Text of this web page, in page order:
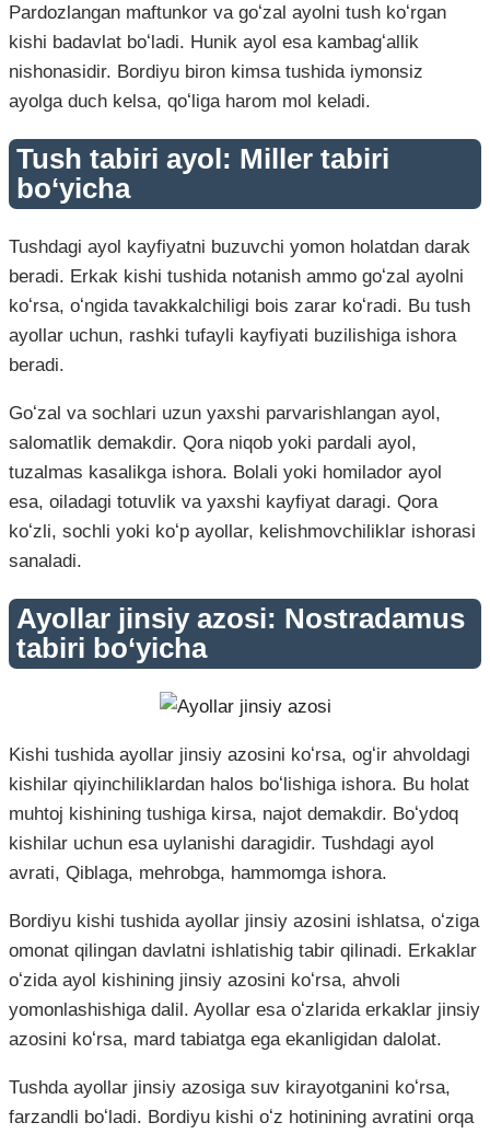
Pardozlangan maftunkor va goʻzal ayolni tush koʻrgan
kishi badavlat boʻladi. Hunik ayol esa kambagʻallik
nishonasidir. Bordiyu biron kimsa tushida iymonsiz
ayolga duch kelsa, qoʻliga harom mol keladi.
Tush tabiri ayol: Miller tabiri
bo‘yicha
Tushdagi ayol kayfiyatni buzuvchi yomon holatdan darak
beradi. Erkak kishi tushida notanish ammo goʻzal ayolni
koʻrsa, oʻngida tavakkalchiligi bois zarar koʻradi. Bu tush
ayollar uchun, rashki tufayli kayfiyati buzilishiga ishora
beradi.
Goʻzal va sochlari uzun yaxshi parvarishlangan ayol,
salomatlik demakdir. Qora niqob yoki pardali ayol,
tuzalmas kasalikga ishora. Bolali yoki homilador ayol
esa, oiladagi totuvlik va yaxshi kayfiyat daragi. Qora
koʻzli, sochli yoki koʻp ayollar, kelishmovchiliklar ishorasi
sanaladi.
Ayollar jinsiy azosi: Nostradamus
tabiri bo‘yicha
Kishi tushida ayollar jinsiy azosini koʻrsa, ogʻir ahvoldagi
kishilar qiyinchiliklardan halos boʻlishiga ishora. Bu holat
muhtoj kishining tushiga kirsa, najot demakdir. Boʻydoq
kishilar uchun esa uylanishi daragidir. Tushdagi ayol
avrati, Qiblaga, mehrobga, hammomga ishora.
Bordiyu kishi tushida ayollar jinsiy azosini ishlatsa, oʻziga
omonat qilingan davlatni ishlatishig tabir qilinadi. Erkaklar
oʻzida ayol kishining jinsiy azosini koʻrsa, ahvoli
yomonlashishiga dalil. Ayollar esa oʻzlarida erkaklar jinsiy
azosini koʻrsa, mard tabiatga ega ekanligidan dalolat.
Tushda ayollar jinsiy azosiga suv kirayotganini koʻrsa,
farzandli boʻladi. Bordiyu kishi oʻz hotinining avratini orqa